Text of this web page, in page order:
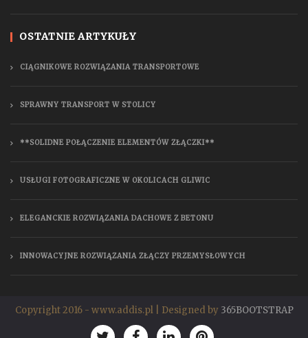
OSTATNIE ARTYKUŁY
CIĄGNIKOWE ROZWIĄZANIA TRANSPORTOWE
SPRAWNY TRANSPORT W STOLICY
**SOLIDNE POŁĄCZENIE ELEMENTÓW ZŁĄCZKI**
USŁUGI FOTOGRAFICZNE W OKOLICACH GLIWIC
ELEGANCKIE ROZWIĄZANIA DACHOWE Z BETONU
INNOWACYJNE ROZWIĄZANIA ZŁĄCZY PRZEMYSŁOWYCH
Copyright 2016 - www.addis.pl | Designed by 365BOOTSTRAP